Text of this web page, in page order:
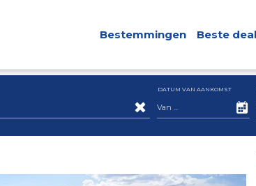
Bestemmingen Beste
DATUM VAN AANKOMST